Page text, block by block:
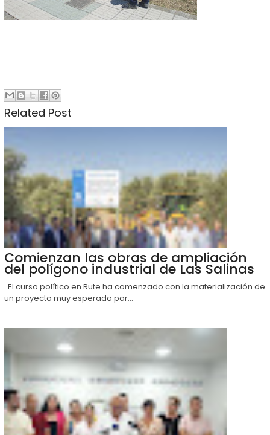
Related Post
Comienzan las obras de ampliación
del polígono industrial de Las Salinas
El curso político en Rute ha comenzado con la materialización de
un proyecto muy esperado par...